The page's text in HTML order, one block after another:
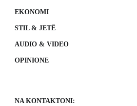
EKONOMI
STIL & JETË
AUDIO & VIDEO
OPINIONE
NA KONTAKTONI: